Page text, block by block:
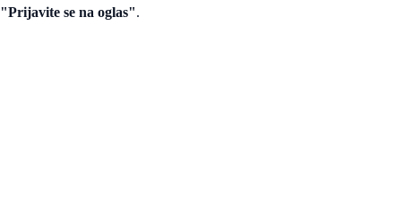
"Prijavite se na oglas".